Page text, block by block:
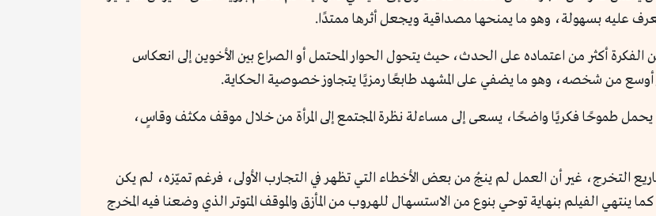
عليه بسهولة، وهو ما يمنحها مصداقية ويجعل أثرها ممتدًا.
أكثر من اعتماده على الحدث، حيث يتحول الحوار المحتمل أو الصراع بين الأخوين إلى انعكاس
من شخصه، وهو ما يضفي على المشهد طابعًا رمزيًا يتجاوز خصوصية الحكاية.
يحمل طموحًا فكريًا واضحًا، يسعى إلى مساءلة نظرة المجتمع إلى المرأة من خلال موقف مكثف وقاسٍ،
التخرج، غير أن العمل لم ينجُ من بعض الأخطاء التي تظهر في التجارب الأولى، فرغم تميّزه، لم يكن
كما ينتهي الفيلم بنهاية توحي بنوع من الاستسهال للهروب من المأزق والموقف المتوتر الذي وضعنا فيه المخرج